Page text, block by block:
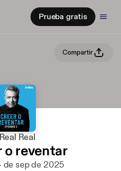
Prueba gratis
Compartir
Real
o reventar
de sep de 2025